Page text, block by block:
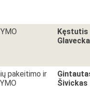
Kęstutis
pakeitimo ir
Šivickas